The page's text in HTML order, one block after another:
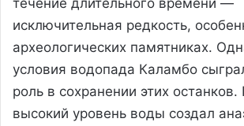
исключительная редкость,
археологических памятниках.
условия водопада Каламбо
роль в сохранении этих
высокий уровень воды создал